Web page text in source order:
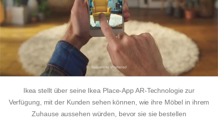
Ikea stellt über seine Ikea Place-App AR-Technologie zur
Verfügung, mit der Kunden sehen können, wie ihre Möbel in ihrem
Zuhause aussehen würden, bevor sie sie bestellen